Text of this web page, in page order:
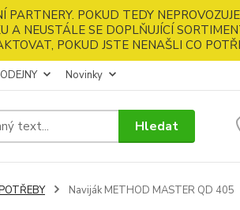
POKUD TEDY
A NEUSTÁLE SE DOPLŇUJÍCÍ
POKUD JSTE NENAŠLI CO
Novinky
Hledat
Naviják METHOD MASTER QD 405